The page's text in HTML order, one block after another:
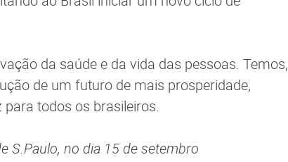
da saúde e da vida das pessoas. Temos,
de um futuro de mais prosperidade,
para todos os brasileiros.
S.Paulo, no dia 15 de setembro